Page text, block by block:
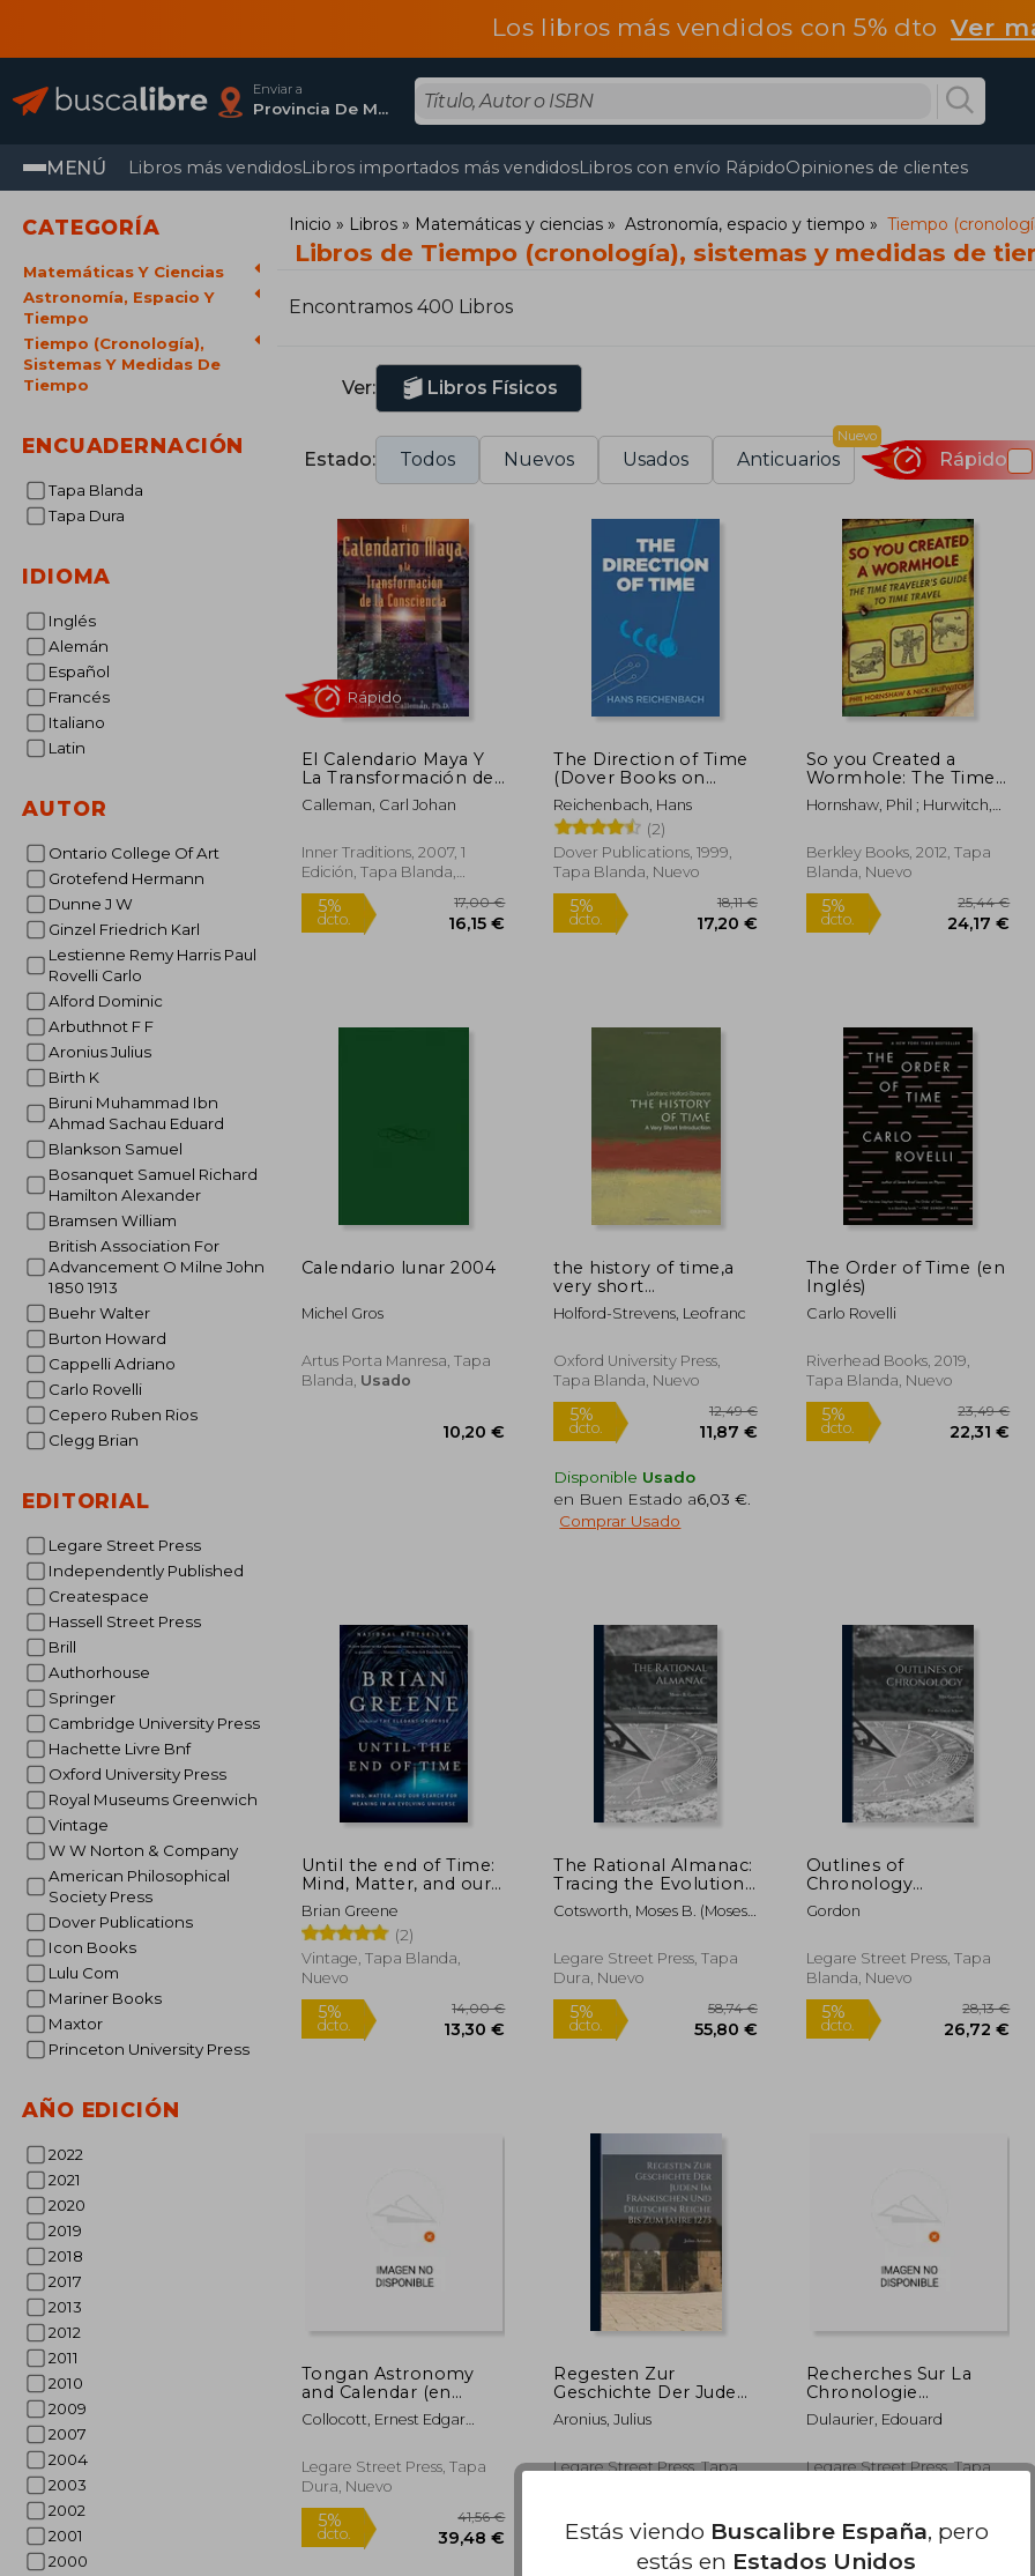
Los libros más vendidos con 5% dtoVer
Enviar a
Provincia De Madrid
MENÚ Libros más vendidosLibros importados más vendidosLibros con envío RápidoOpiniones de clientes
CATEGORÍA
Matemáticas Y Ciencias
Astronomía, Espacio Y
Tiempo
Tiempo (Cronología),
Sistemas Y Medidas De
Tiempo
ENCUADERNACIÓN
Tapa Blanda
Tapa Dura
IDIOMA
Inglés
Alemán
Español
Francés
Italiano
Latin
AUTOR
Ontario College Of Art
Grotefend Hermann
Dunne J W
Ginzel Friedrich Karl
Lestienne Remy Harris Paul
Rovelli Carlo
Alford Dominic
Arbuthnot F F
Aronius Julius
Birth K
Biruni Muhammad Ibn
Ahmad Sachau Eduard
Blankson Samuel
Bosanquet Samuel Richard
Hamilton Alexander
Bramsen William
British Association For
Advancement O Milne John
1850 1913
Buehr Walter
Burton Howard
Cappelli Adriano
Carlo Rovelli
Cepero Ruben Rios
Clegg Brian
EDITORIAL
Legare Street Press
Independently Published
Createspace
Hassell Street Press
Brill
Authorhouse
Springer
Cambridge University Press
Hachette Livre Bnf
Oxford University Press
Royal Museums Greenwich
Vintage
W W Norton & Company
American Philosophical
Society Press
Dover Publications
Icon Books
Lulu Com
Mariner Books
Maxtor
Princeton University Press
AÑO EDICIÓN
2022
2021
2020
2019
2018
2017
2013
2012
2011
2010
2009
2007
2004
2003
2002
2001
2000
Inicio Libros Matemáticas y ciencias Astronomía, espacio y tiempo Tiempo
Libros de Tiempo (cronología), sistemas y medidas de
Encontramos 400 Libros
Ver: Libros Físicos
Estado: Todos Nuevos Usados Anticuarios
Nuevo
Rápido
El Calendario Maya Y
La Transformación de
la Consciencia
Calleman, Carl Johan
Inner Traditions, 2007, 1
Edición, Tapa Blanda,
Nuevo
Rápido
The Direction of Time
(Dover Books on
Physics) (en Inglés)
Reichenbach, Hans
(2)
Dover Publications, 1999,
Tapa Blanda, Nuevo
So you Created a
Wormhole: The Time
Traveler's Guide to
Time Travel (en Inglés)
Hornshaw, Phil ; Hurwitch,
Berkley Books, 2012, Tapa
Blanda, Nuevo
Calendario lunar 2004
Michel Gros
Artus Porta Manresa, Tapa
Blanda, Usado
the history of time,a
very short
introduction (en
Inglés)
Holford-Strevens, Leofranc
Oxford University Press,
Tapa Blanda, Nuevo
Disponible Usado
en Buen Estado a6,03 €
Comprar Usado
The Order of Time (en
Inglés)
Carlo Rovelli
Riverhead Books, 2019,
Tapa Blanda, Nuevo
Until the end of Time:
Mind, Matter, and our
Search for Meaning in
an Evolving Universe
(en Inglés)
Brian Greene
(2)
Vintage, Tapa Blanda,
Nuevo
The Rational Almanac:
Tracing the Evolution
of Modern Almanacs
From Ancient Ideas of
Improvements (en
Inglés)
Cotsworth, Moses B. (Moses
Legare Street Press, Tapa
Dura, Nuevo
5%
dcto.
Outlines of
Chronology
[microform]: for the
Use of Schools (en
Gordon
Legare Street Press, Tapa
Blanda, Nuevo
5%
Tongan Astronomy
and Calendar (en
Inglés)
Collocott, Ernest Edgar
Legare Street Press, Tapa
Dura, Nuevo
Regesten Zur
Geschichte Der Juden
Im Fränkischen Und
Deutschen Reiche Bis
Alemán)
Aronius, Julius
Legare Street Press, Tapa
Recherches Sur La
Chronologie
Arménienne,
Technique Et
Dulaurier, Edouard
Legare Street Press, Tapa
Estás viendo Buscalibre España, pero
estás en Estados Unidos